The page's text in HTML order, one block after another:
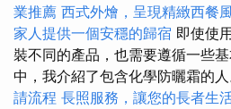
業推薦 西式外燴，呈現精緻西餐
家人提供一個安穩的歸宿 即使使
裝不同的產品，也需要遵循一些
中，我介紹了包含化學防曬霜的人
請流程 長照服務，讓您的長者生